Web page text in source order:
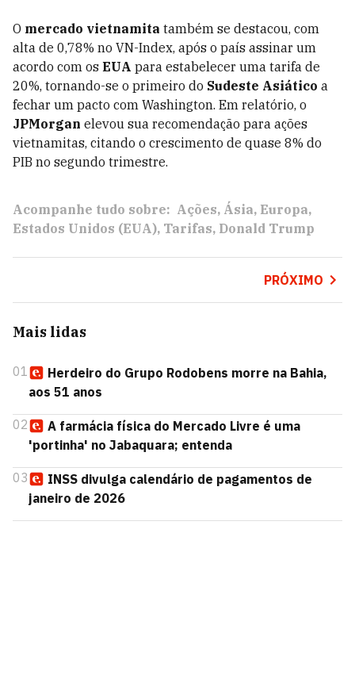
O mercado vietnamita também se destacou, com
alta de 0,78% no VN-Index, após o país assinar um
acordo com os EUA para estabelecer uma tarifa de
20%, tornando-se o primeiro do Sudeste Asiático a
fechar um pacto com Washington. Em relatório, o
JPMorgan elevou sua recomendação para ações
vietnamitas, citando o crescimento de quase 8% do
PIB no segundo trimestre.
Acompanhe tudo sobre: Ações Ásia Europa
Estados Unidos (EUA) Tarifas Donald Trump
PRÓXIMO
Mais lidas
01
Herdeiro do Grupo Rodobens morre na Bahia,
aos 51 anos
02
A farmácia física do Mercado Livre é uma
'portinha' no Jabaquara; entenda
03
INSS divulga calendário de pagamentos de
janeiro de 2026